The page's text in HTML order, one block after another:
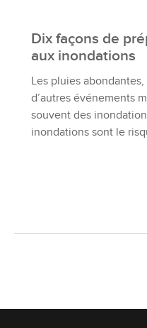
Dix façons de
aux inondations
Les pluies
d’autres événements
souvent des
inondations sont le